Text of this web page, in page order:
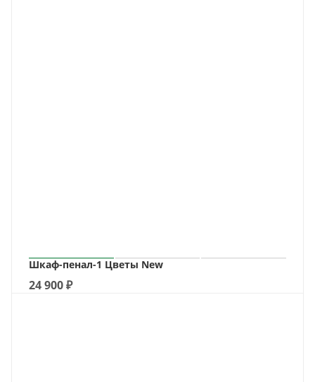
Шкаф-пенал-1 Цветы New
24 900₽